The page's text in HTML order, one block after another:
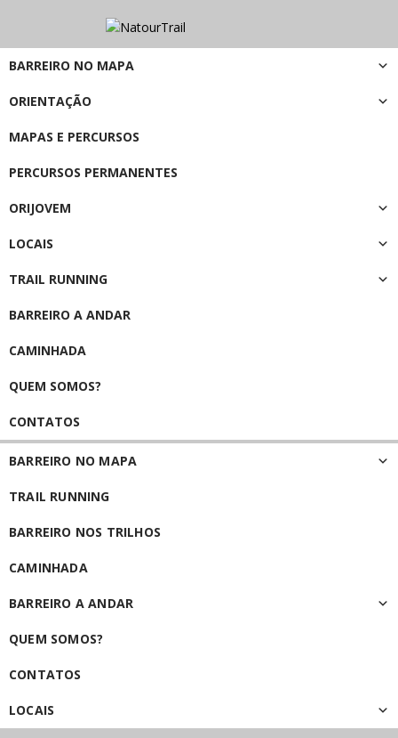
BARREIRO NO MAPA
ORIENTAÇÃO
MAPAS E PERCURSOS
PERCURSOS PERMANENTES
ORIJOVEM
LOCAIS
TRAIL RUNNING
BARREIRO A ANDAR
CAMINHADA
QUEM SOMOS?
CONTATOS
BARREIRO NO MAPA
TRAIL RUNNING
BARREIRO NOS TRILHOS
CAMINHADA
BARREIRO A ANDAR
QUEM SOMOS?
CONTATOS
LOCAIS